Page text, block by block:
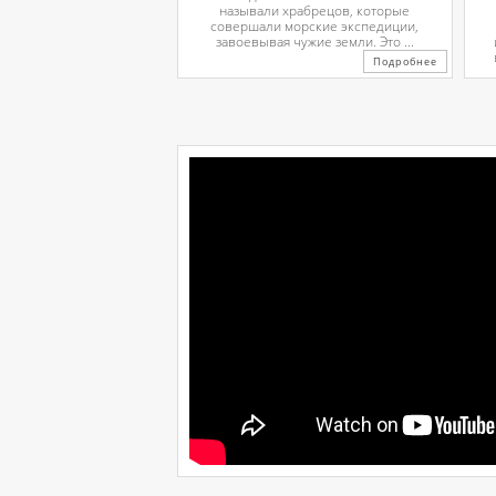
называли храбрецов, которые
совершали морские экспедиции,
завоевывая чужие земли. Это ...
Подробнее